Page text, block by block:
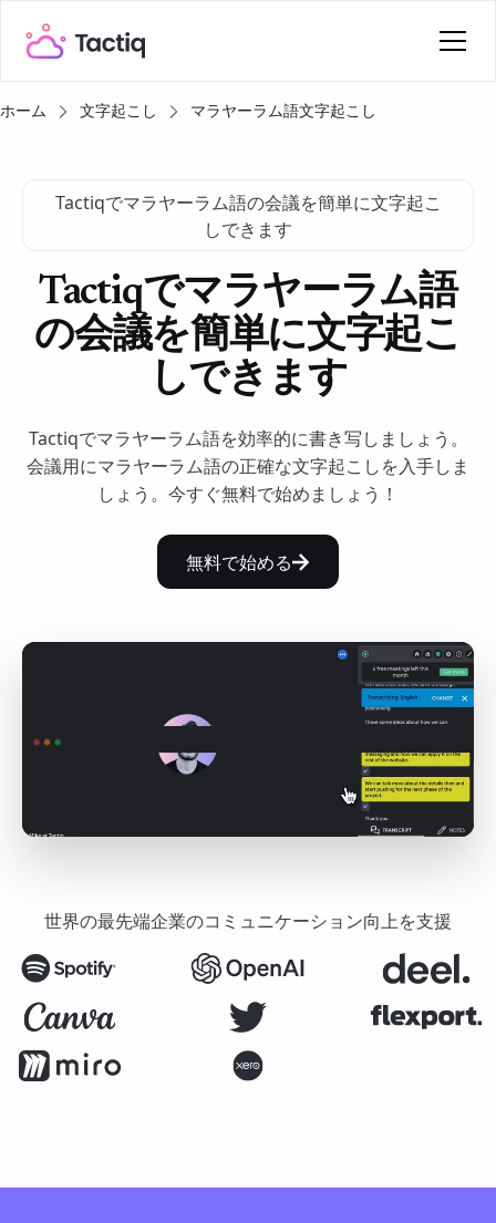
ホーム 文字起こし マラヤーラム語文字起こし
Tactiqでマラヤーラム語の会議を簡単に文字起こ
しできます
Tactiqでマラヤーラム語
の会議を簡単に文字起こ
しできます
Tactiqでマラヤーラム語を効率的に書き写しましょう。
会議用にマラヤーラム語の正確な文字起こしを入手しま
しょう。今すぐ無料で始めましょう！
無料で始める
世界の最先端企業のコミュニケーション向上を支援